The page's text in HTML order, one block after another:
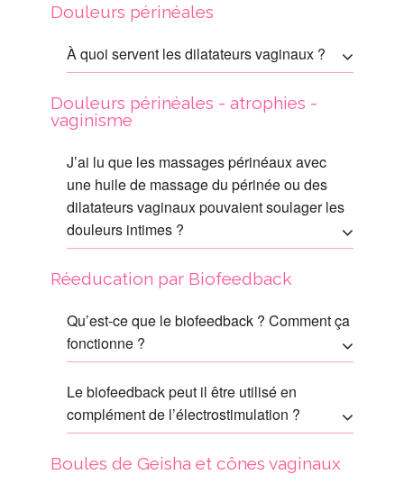
Douleurs périnéales
À quoi servent les dilatateurs vaginaux ?
Douleurs périnéales - atrophies -
vaginisme
J’ai lu que les massages périnéaux avec
une huile de massage du périnée ou des
dilatateurs vaginaux pouvaient soulager les
douleurs intimes ?
Réeducation par Biofeedback
Qu’est-ce que le biofeedback ? Comment ça
fonctionne ?
Le biofeedback peut il être utilisé en
complément de l’électrostimulation ?
Boules de Geisha et cônes vaginaux